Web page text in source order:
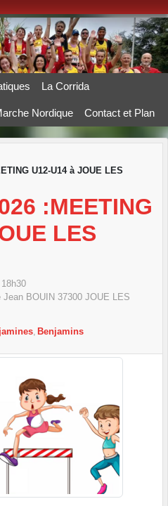
La Corrida
Nordique Contact et Plan
U12-U14 à JOUE LES
:MEETING
LES
Jean BOUIN 37300 JOUE LES
Benjamins